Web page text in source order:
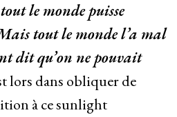
le monde puisse
tout le monde l’a mal
dit qu’on ne pouvait
lors dans obliquer de
à ce sunlight